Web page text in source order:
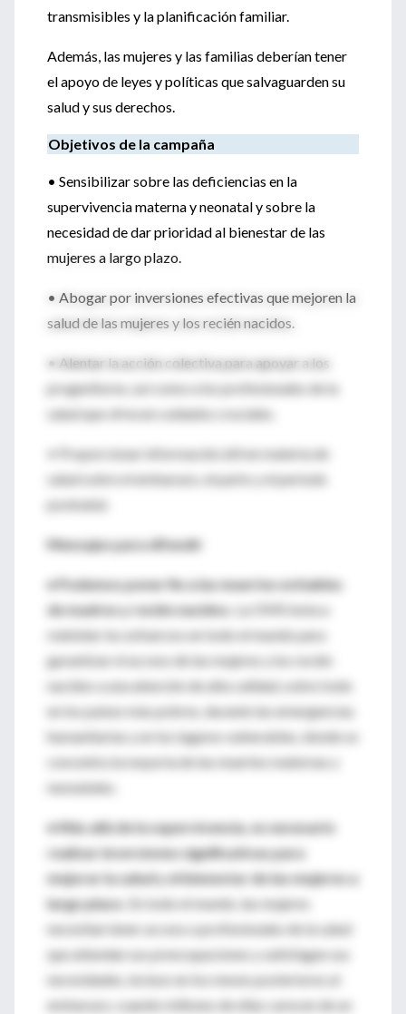
transmisibles y la planificación familiar.
Además, las mujeres y las familias deberían tener
el apoyo de leyes y políticas que salvaguarden su
salud y sus derechos.
Objetivos de la campaña
• Sensibilizar sobre las deficiencias en la
supervivencia materna y neonatal y sobre la
necesidad de dar prioridad al bienestar de las
mujeres a largo plazo.
• Abogar por inversiones efectivas que mejoren la
salud de las mujeres y los recién nacidos.
• Alentar la acción colectiva para apoyar a los
progenitores, así como a los profesionales de la
salud que ofrecen cuidados cruciales.
• Proporcionar información útil en materia de
salud sobre el embarazo, el parto y el periodo
postnatal.
Mensajes para difundir
• Podemos poner fin a las muertes evitables
de madres y recién nacidos.
La OMS insta a
redoblar los esfuerzos en todo el mundo para
garantizar el acceso de las mujeres y los recién
nacidos a una atención de alta calidad, sobre todo
en los países más pobres, durante las emergencias
humanitarias y en los lugares vulnerables, donde se
concentra la mayoría de las muertes maternas y
neonatales.
• Más allá de la supervivencia, es necesario
realizar inversiones significativas para
mejorar la salud y el bienestar de las mujeres a
largo plazo.
En todo el mundo, las mujeres
necesitan tener acceso a profesionales de la salud
que atiendan sus preocupaciones y satisfagan sus
necesidades, incluso en los meses posteriores al
embarazo, cuando millones de ellas carecen de un